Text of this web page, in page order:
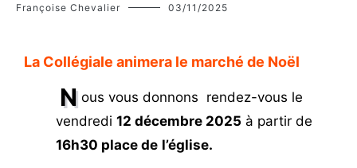
Françoise Chevalier 03/11/2025
La Collégiale animera le marché de Noël
N ous vous donnons rendez-vous le
vendredi 12 décembre 2025 à partir de
16h30 place de l’église.